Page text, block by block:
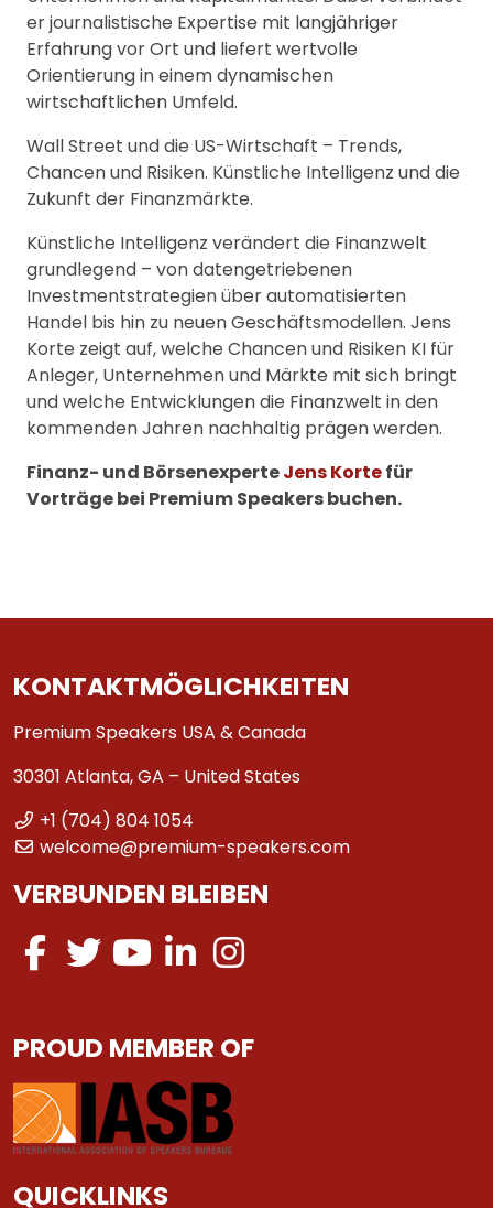
er journalistische Expertise mit langjähriger
Erfahrung vor Ort und liefert wertvolle
Orientierung in einem dynamischen
wirtschaftlichen Umfeld.
Wall Street und die US-Wirtschaft – Trends,
Chancen und Risiken. Künstliche Intelligenz und die
Zukunft der Finanzmärkte.
Künstliche Intelligenz verändert die Finanzwelt
grundlegend – von datengetriebenen
Investmentstrategien über automatisierten
Handel bis hin zu neuen Geschäftsmodellen. Jens
Korte zeigt auf, welche Chancen und Risiken KI für
Anleger, Unternehmen und Märkte mit sich bringt
und welche Entwicklungen die Finanzwelt in den
kommenden Jahren nachhaltig prägen werden.
Finanz- und BörsenexperteJens Kortefür
Vorträge bei Premium Speakers buchen.
KONTAKTMÖGLICHKEITEN
Premium Speakers USA & Canada
30301 Atlanta, GA – United States
+1 (704) 804 1054
welcome@premium-speakers.com
VERBUNDEN BLEIBEN
PROUD MEMBER OF
QUICKLINKS